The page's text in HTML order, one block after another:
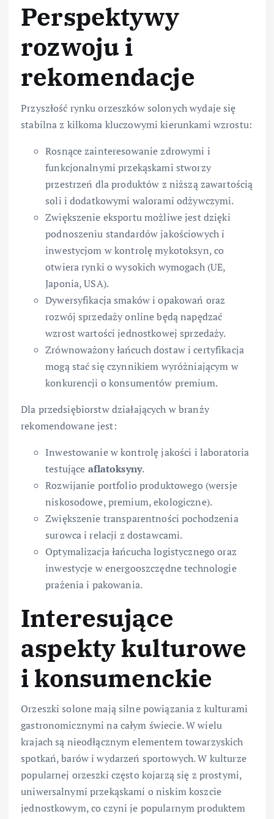
Perspektywy
rozwoju i
rekomendacje
Przyszłość rynku orzeszków solonych wydaje się
stabilna z kilkoma kluczowymi kierunkami wzrostu:
Rosnące zainteresowanie zdrowymi i
funkcjonalnymi przekąskami stworzy
przestrzeń dla produktów z niższą zawartością
soli i dodatkowymi walorami odżywczymi.
Zwiększenie eksportu możliwe jest dzięki
podnoszeniu standardów jakościowych i
inwestycjom w kontrolę mykotoksyn, co
otwiera rynki o wysokich wymogach (UE,
Japonia, USA).
Dywersyfikacja smaków i opakowań oraz
rozwój sprzedaży online będą napędzać
wzrost wartości jednostkowej sprzedaży.
Zrównoważony łańcuch dostaw i certyfikacja
mogą stać się czynnikiem wyróżniającym w
konkurencji o konsumentów premium.
Dla przedsiębiorstw działających w branży
rekomendowane jest:
Inwestowanie w kontrolę jakości i laboratoria
testujące aflatoksyny.
Rozwijanie portfolio produktowego (wersje
niskosodowe, premium, ekologiczne).
Zwiększenie transparentności pochodzenia
surowca i relacji z dostawcami.
Optymalizacja łańcucha logistycznego oraz
inwestycje w energooszczędne technologie
prażenia i pakowania.
Interesujące
aspekty kulturowe
i konsumenckie
Orzeszki solone mają silne powiązania z kulturami
gastronomicznymi na całym świecie. W wielu
krajach są nieodłącznym elementem towarzyskich
spotkań, barów i wydarzeń sportowych. W kulturze
popularnej orzeszki często kojarzą się z prostymi,
uniwersalnymi przekąskami o niskim koszcie
jednostkowym, co czyni je popularnym produktem